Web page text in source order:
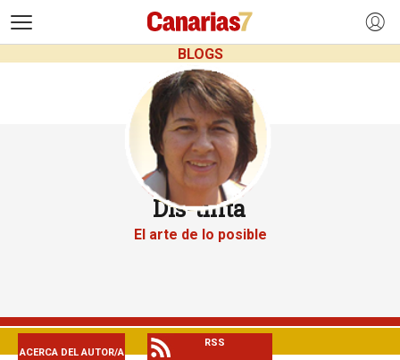
BLOGS
Dis-tinta
El arte de lo posible
ACERCA DEL AUTOR/A
RSS